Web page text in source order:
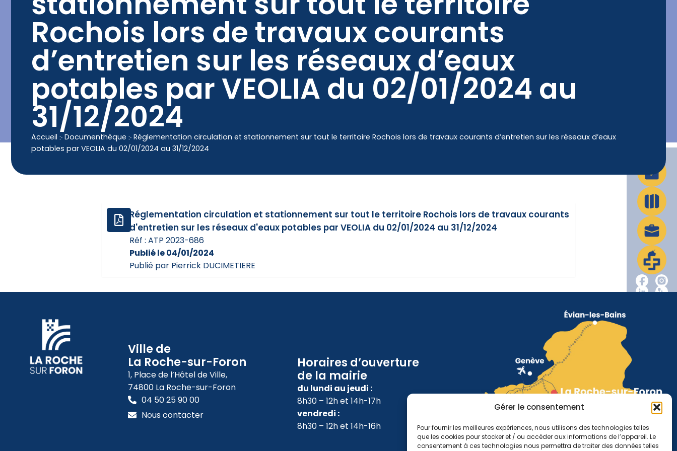
Gérer le consentement
Pour fournir les meilleures expériences, nous utilisons des technologies telles
que les cookies pour stocker et / ou accéder aux informations de l’appareil. Le
consentement à ces technologies nous permettra de traiter des données telles
principal
Contact 04 50 25 90 00
Mes démarches La Ville en action
Rochois lors de travaux courants
d’entretien sur les réseaux d’eaux
potables par VEOLIA du 02/01/2024 au
31/12/2024
Accueil ჻ Documenthèque ჻ Réglementation circulation et stationnement sur tout le territoire Rochois lors de travaux courants d’entretien sur les réseaux d’eaux
potables par VEOLIA du 02/01/2024 au 31/12/2024
Réglementation circulation et stationnement sur tout le territoire Rochois lors de travaux courants
d'entretien sur les réseaux d'eaux potables par VEOLIA du 02/01/2024 au 31/12/2024
Réf : ATP 2023-686
Publié le 04/01/2024
Publié par Pierrick DUCIMETIERE
Ville de
La Roche-sur-Foron
1, Place de l’Hôtel de Ville,
74800 La Roche-sur-Foron
04 50 25 90 00
Nous contacter
Horaires d’ouverture
de la mairie
du lundi au jeudi :
8h30 – 12h et 14h-17h
vendredi :
8h30 – 12h et 14h-16h